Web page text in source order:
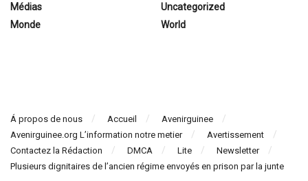
Médias
Monde
Uncategorized
World
Á propos de nous Accueil
Avenirguinee
Avenirguinee.org L’information notre metier
Avertissement
Contactez la Rédaction
DMCA Lite
Newsletter
Plusieurs dignitaires de l’ancien régime envoyés en prison par la junte